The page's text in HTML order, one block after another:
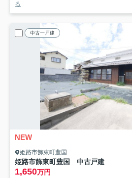
る
中古一戸建
NEW
姫路市飾東町豊国
姫路市飾東町豊国 中古戸建
1,650万円